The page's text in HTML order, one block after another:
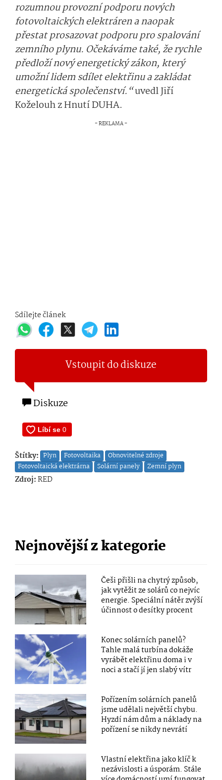
rozumnou provozní podporu nových
fotovoltaických elektráren a naopak
přestat prosazovat podporu pro spalování
zemního plynu. Očekáváme také, že rychle
předloží nový energetický zákon, který
umožní lidem sdílet elektřinu a zakládat
energetická společenství.“uvedl Jiří
Koželouh z Hnutí DUHA.
Sdílejte článek
Vstoupit do diskuze
Diskuze
Štítky: Plyn Fotovoltaika
Obnovitelné zdroje
Fotovoltaická elektrárna
Solární panely Zemní plyn
Zdroj:RED
Nejnovější z kategorie
Češi přišli na chytrý způsob,
jak vytěžit ze solárů co nejvíc
energie. Speciální nátěr zvýší
účinnost o desítky procent
Konec solárních panelů?
Tahle malá turbína dokáže
vyrábět elektřinu doma i v
noci a stačí jí jen slabý vítr
Pořízením solárních panelů
jsme udělali největší chybu.
Hyzdí nám dům a náklady na
pořízení se nikdy nevrátí
Vlastní elektřina jako klíč k
nezávislosti a úsporám. Stále